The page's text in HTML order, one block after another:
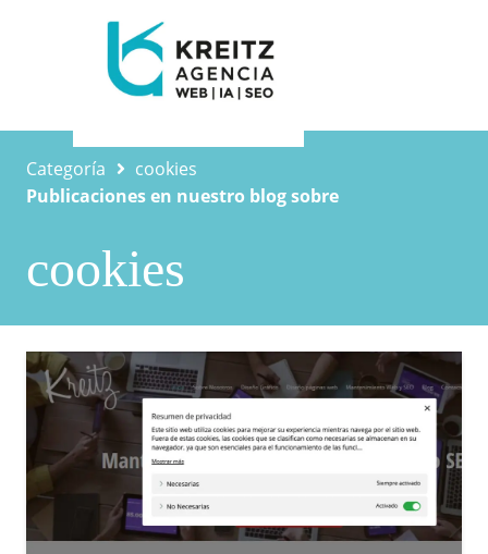
Categoría
cookies
Publicaciones en nuestro blog sobre
cookies